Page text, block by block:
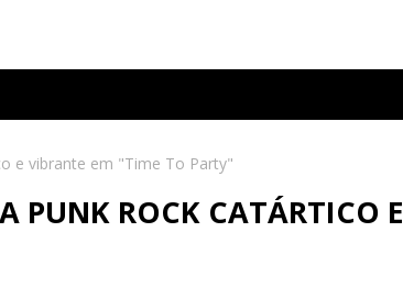
e vibrante em "Time To Party"
PUNK ROCK CATÁRTICO E